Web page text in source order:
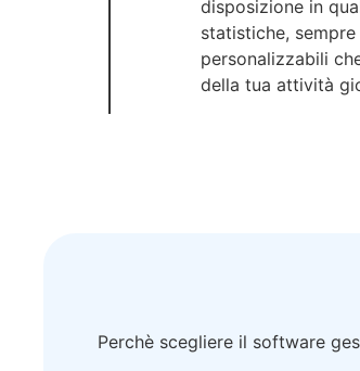
disposizione in
statistiche,
personalizzabili
della tua attività
Perchè scegliere il software